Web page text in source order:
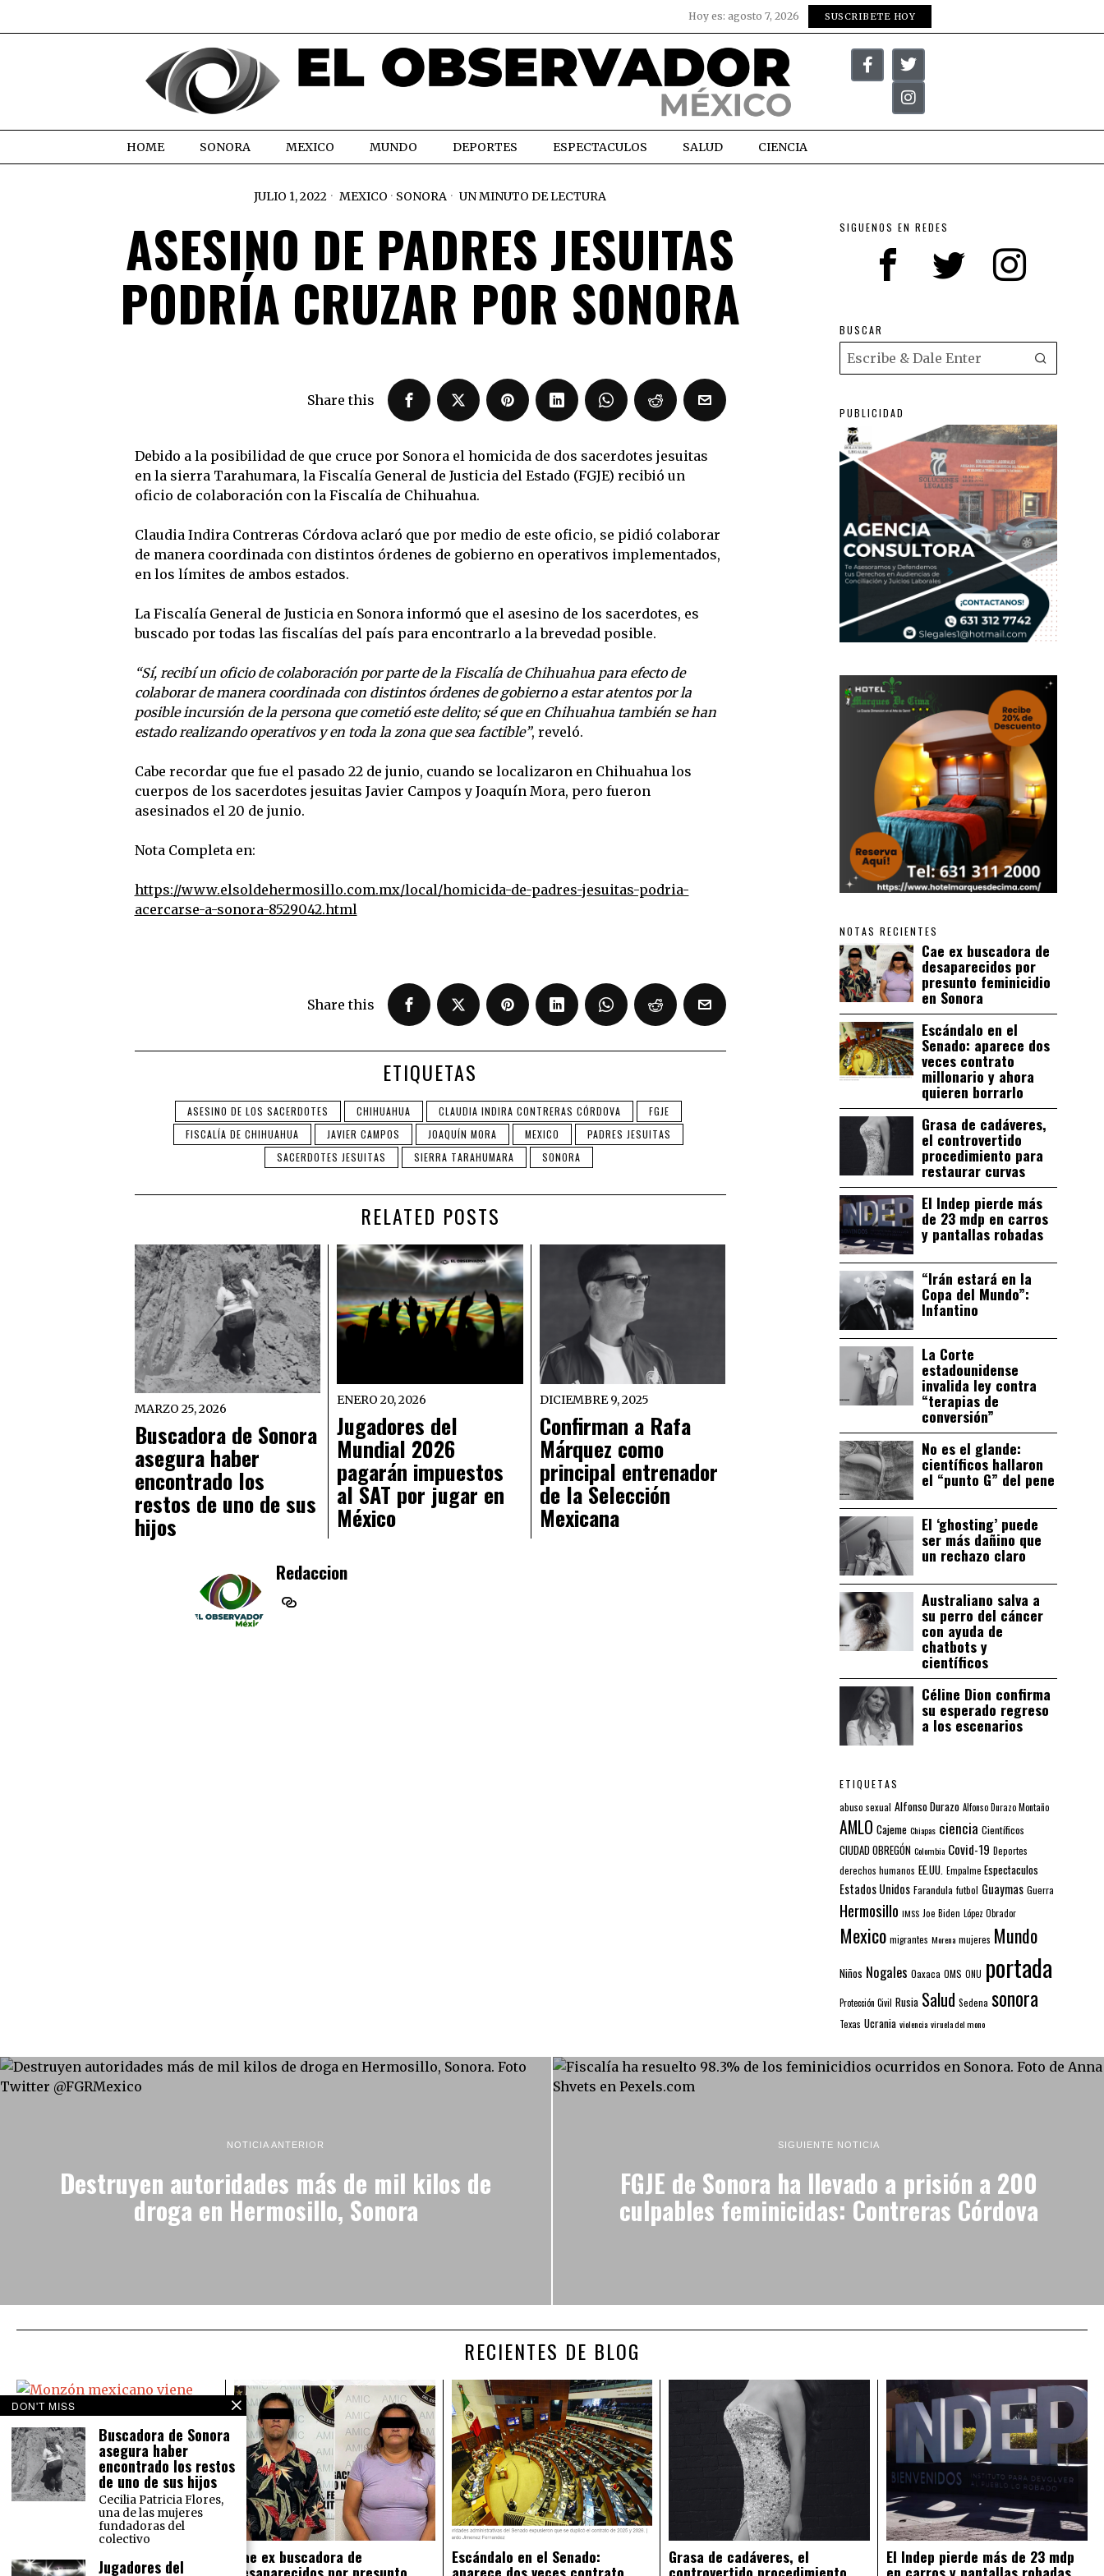
Hoy es: agosto 7, 2026 SUSCRIBETE HOY
HOME SONORA MEXICO MUNDO DEPORTES ESPECTACULOS SALUD CIENCIA
JULIO 1, 2022 MEXICO · SONORA UN MINUTO DE LECTURA
ASESINO DE PADRES JESUITAS
PODRÍA CRUZAR POR SONORA
Share this
Debido a la posibilidad de que cruce por Sonora el homicida de dos sacerdotes jesuitas
en la sierra Tarahumara, la Fiscalía General de Justicia del Estado (FGJE) recibió un
oficio de colaboración con la Fiscalía de Chihuahua.
Claudia Indira Contreras Córdova aclaró que por medio de este oficio, se pidió colaborar
de manera coordinada con distintos órdenes de gobierno en operativos implementados,
en los límites de ambos estados.
La Fiscalía General de Justicia en Sonora informó que el asesino de los sacerdotes, es
buscado por todas las fiscalías del país para encontrarlo a la brevedad posible.
“Sí, recibí un oficio de colaboración por parte de la Fiscalía de Chihuahua para efecto de
colaborar de manera coordinada con distintos órdenes de gobierno a estar atentos por la
posible incursión de la persona que cometió este delito; sé que en Chihuahua también se han
estado realizando operativos y en toda la zona que sea factible”, reveló.
Cabe recordar que fue el pasado 22 de junio, cuando se localizaron en Chihuahua los
cuerpos de los sacerdotes jesuitas Javier Campos y Joaquín Mora, pero fueron
asesinados el 20 de junio.
Nota Completa en:
https://www.elsoldehermosillo.com.mx/local/homicida-de-padres-jesuitas-podria-
acercarse-a-sonora-8529042.html
Share this
ETIQUETAS
ASESINO DE LOS SACERDOTES CHIHUAHUA CLAUDIA INDIRA CONTRERAS CÓRDOVA
FGJE
FISCALÍA DE CHIHUAHUA
JAVIER CAMPOS JOAQUÍN MORA MEXICO
PADRES JESUITAS
SACERDOTES JESUITAS
SIERRA TARAHUMARA SONORA
RELATED POSTS
MARZO 25, 2026
Buscadora de Sonora
asegura haber
encontrado los
restos de uno de sus
hijos
ENERO 20, 2026
Jugadores del
Mundial 2026
pagarán impuestos
al SAT por jugar en
México
DICIEMBRE 9, 2025
Confirman a Rafa
Márquez como
principal entrenador
de la Selección
Mexicana
Redaccion
SIGUENOS EN REDES
BUSCAR
PUBLICIDAD
NOTAS RECIENTES
Cae ex buscadora de
desaparecidos por
presunto feminicidio
en Sonora
Escándalo en el
Senado: aparece dos
veces contrato
millonario y ahora
quieren borrarlo
Grasa de cadáveres,
el controvertido
procedimiento para
restaurar curvas
El Indep pierde más
de 23 mdp en carros
y pantallas robadas
“Irán estará en la
Copa del Mundo”:
Infantino
La Corte
estadounidense
invalida ley contra
“terapias de
conversión”
No es el glande:
científicos hallaron
el “punto G” del pene
El ‘ghosting’ puede
ser más dañino que
un rechazo claro
Australiano salva a
su perro del cáncer
con ayuda de
chatbots y
científicos
Céline Dion confirma
su esperado regreso
a los escenarios
ETIQUETAS
abuso sexual Alfonso Durazo Alfonso Durazo Montaño
AMLO Cajeme Chiapas ciencia Científicos
CIUDAD OBREGÓN Colombia Covid-19 Deportes
derechos humanos EE.UU. Empalme Espectaculos
Estados Unidos Farandula futbol Guaymas Guerra
Hermosillo IMSS Joe Biden López Obrador
Mexico migrantes Morena mujeres Mundo
Niños Nogales Oaxaca OMS ONU portada
Protección Civil Rusia Salud Sedena sonora
Texas Ucrania violencia viruela del mono
NOTICIA ANTERIOR
Destruyen autoridades más de mil kilos de
droga en Hermosillo, Sonora
SIGUIENTE NOTICIA
FGJE de Sonora ha llevado a prisión a 200
culpables feminicidas: Contreras Córdova
RECIENTES DE BLOG
Monzón mexicano viene ‘bravo’:
Causará lluvias en todo México
El Servicio Meteorológico Nacional
prevé para este martes 16 de
agosto lluvias intensas en el norte
del país y lluvias muy fuertes en la
Cae ex buscadora de
desaparecidos por presunto
Escándalo en el Senado:
aparece dos veces contrato
Grasa de cadáveres, el
controvertido procedimiento
El Indep pierde más de 23 mdp
en carros y pantallas robadas
DON'T MISS
Buscadora de Sonora
asegura haber
encontrado los restos
de uno de sus hijos
Cecilia Patricia Flores,
una de las mujeres
fundadoras del
colectivo
Jugadores del